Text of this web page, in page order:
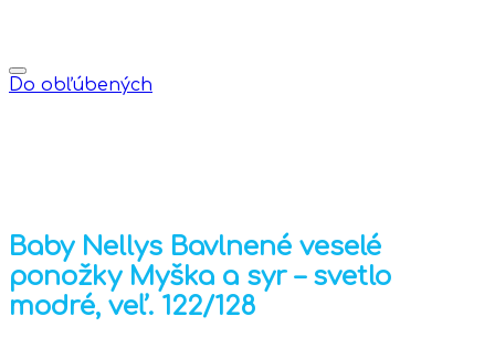
Do obľúbených
Baby Nellys Bavlnené veselé
ponožky Myška a syr – svetlo
modré, veľ. 122/128